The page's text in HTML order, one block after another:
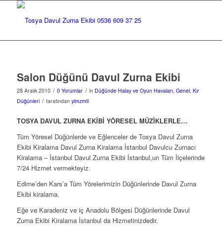
Salon Düğünü Davul Zurna Ekibi
28 Aralık 2010 / 0 Yorumlar / in Düğünde Halay ve Oyun Havaları, Genel, Kır
Düğünleri / tarafından ylmzmtl
TOSYA DAVUL ZURNA EKİBİ YÖRESEL MÜZİKLERLE…
Tüm Yöresel Düğünlerde ve Eğlenceler de Tosya Davul Zurna
Ekibi Kiralama Davul Zurna Kiralama İstanbul Davulcu Zurnacı
Kiralama – İstanbul Davul Zurna Ekibi İstanbul,un Tüm İlçelerinde
7/24 Hizmet vermekteyiz.
Edirne’den Kars’a Tüm Yörelerimizin Düğünlerinde Davul Zurna
Ekibi kiralama.
Eğe ve Karadeniz ve iç Anadolu Bölgesi Düğünlerinde Davul
Zurna Ekibi Kiralama İstanbul da Hizmetinizdedir.